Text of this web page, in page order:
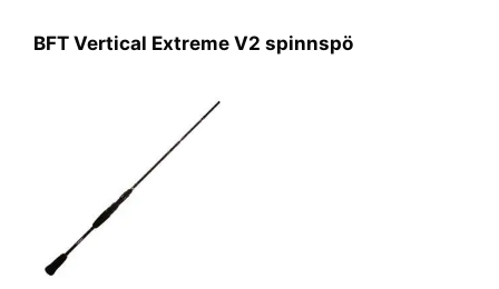
BFT Vertical Extreme V2 spinnspö